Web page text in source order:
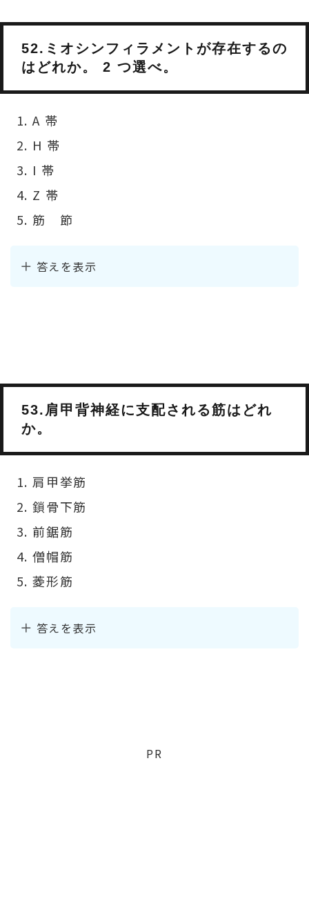
52.ミオシンフィラメントが存在するの
はどれか。 2 つ選べ。
A 帯
H 帯
I 帯
Z 帯
筋 節
答えを表示
53.肩甲背神経に支配される筋はどれ
か。
肩甲挙筋
鎖骨下筋
前鋸筋
僧帽筋
菱形筋
答えを表示
PR